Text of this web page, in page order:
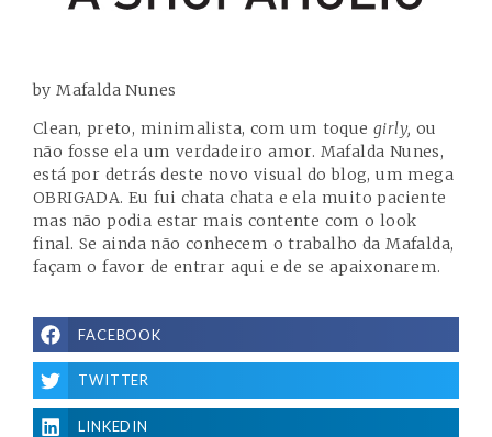
by Mafalda Nunes
Clean, preto, minimalista, com um toque girly, ou
não fosse ela um verdadeiro amor. Mafalda Nunes,
está por detrás deste novo visual do blog, um mega
OBRIGADA. Eu fui chata chata e ela muito paciente
mas não podia estar mais contente com o look
final. Se ainda não conhecem o trabalho da Mafalda,
façam o favor de entrar aqui e de se apaixonarem.
FACEBOOK
TWITTER
LINKEDIN